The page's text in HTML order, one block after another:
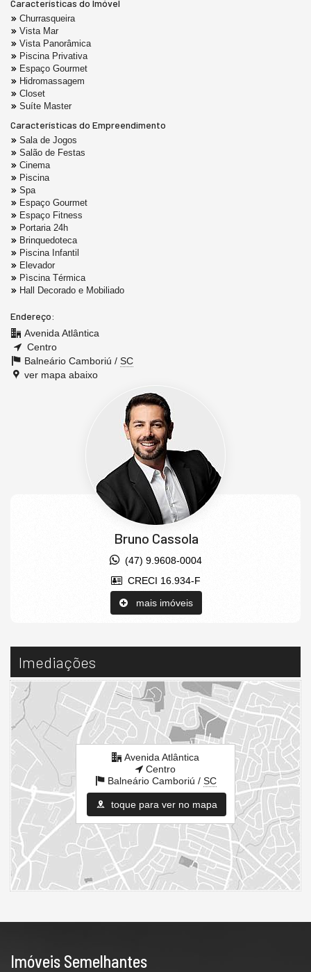
Características do Imóvel
Churrasqueira
Vista Mar
Vista Panorâmica
Piscina Privativa
Espaço Gourmet
Hidromassagem
Closet
Suíte Master
Características do Empreendimento
Sala de Jogos
Salão de Festas
Cinema
Piscina
Spa
Espaço Gourmet
Espaço Fitness
Portaria 24h
Brinquedoteca
Piscina Infantil
Elevador
Pìscina Térmica
Hall Decorado e Mobiliado
Endereço:
Avenida Atlântica
Centro
Balneário Camboriú / SC
ver mapa abaixo
Bruno Cassola
(47) 9.9608-0004
CRECI 16.934-F
mais imóveis
Imediações
Avenida Atlântica
Centro
Balneário Camboriú / SC
toque para ver no mapa
Imóveis Semelhantes